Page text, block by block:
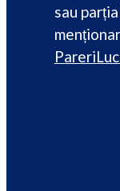
sau